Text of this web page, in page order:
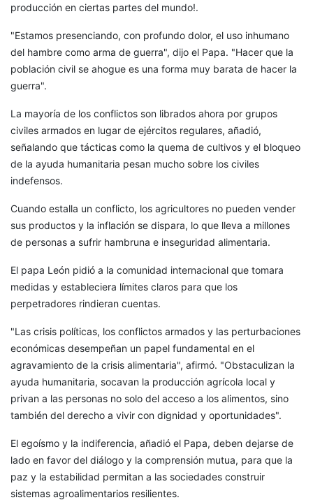
producción en ciertas partes del mundo!.
"Estamos presenciando, con profundo dolor, el uso inhumano
del hambre como arma de guerra", dijo el Papa. "Hacer que la
población civil se ahogue es una forma muy barata de hacer la
guerra".
La mayoría de los conflictos son librados ahora por grupos
civiles armados en lugar de ejércitos regulares, añadió,
señalando que tácticas como la quema de cultivos y el bloqueo
de la ayuda humanitaria pesan mucho sobre los civiles
indefensos.
Cuando estalla un conflicto, los agricultores no pueden vender
sus productos y la inflación se dispara, lo que lleva a millones
de personas a sufrir hambruna e inseguridad alimentaria.
El papa León pidió a la comunidad internacional que tomara
medidas y estableciera límites claros para que los
perpetradores rindieran cuentas.
"Las crisis políticas, los conflictos armados y las perturbaciones
económicas desempeñan un papel fundamental en el
agravamiento de la crisis alimentaria", afirmó. "Obstaculizan la
ayuda humanitaria, socavan la producción agrícola local y
privan a las personas no solo del acceso a los alimentos, sino
también del derecho a vivir con dignidad y oportunidades".
El egoísmo y la indiferencia, añadió el Papa, deben dejarse de
lado en favor del diálogo y la comprensión mutua, para que la
paz y la estabilidad permitan a las sociedades construir
sistemas agroalimentarios resilientes.